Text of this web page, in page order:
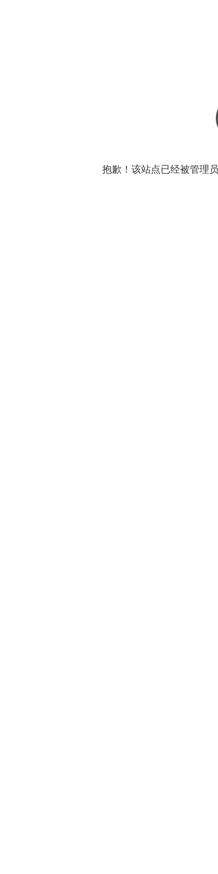
抱歉！该站点已经被管理